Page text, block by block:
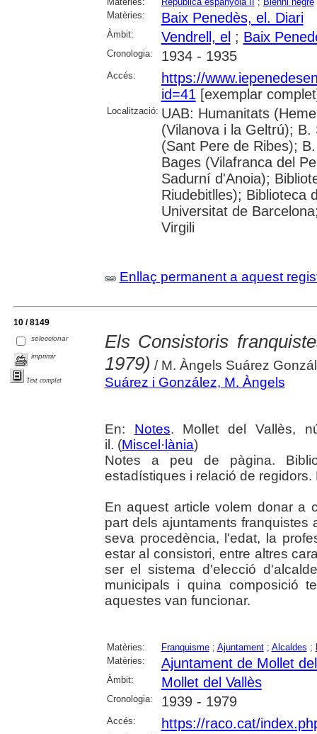
Matèries:
Baix Penedès, el. Diari
Àmbit: Vendrell, el ; Baix
Cronologia: 1934 - 1935
Accés:
https://
id=41 [exemplar
Localització: UAB: Humanitats
(Vilanova i la Geltrú);
(Sant Pere de Ribes);
Bages (Vilafranca del
Sadurní d'Anoia);
Riudebitlles); Biblioteca
Universitat de
Virgili
Enllaç permanent a aquest
10 / 8149
seleccionar
imprimir
Text complet
Els Consistoris
1979) / M. Àngels Suárez
Suárez i González, M. Àngels
En: Notes. Mollet del Vallès,
il. (Miscel·lània)
Notes a peu de pàgina.
estadístiques i relació de
En aquest article volem donar a
part dels ajuntaments
seva procedència, l'edat, la
estar al consistori, entre altres
ser el sistema d'elecció
municipals i quina composició
aquestes van funcionar.
Matèries: Franquisme; Ajuntament; Alcaldes ;
Matèries:
Ajuntament de Mollet
Àmbit: Mollet del Vallès
Cronologia: 1939 - 1979
Accés: https://raco.cat/